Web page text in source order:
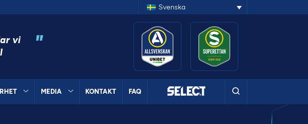
Svenska
vi
"
MEDIA KONTAKT FAQ